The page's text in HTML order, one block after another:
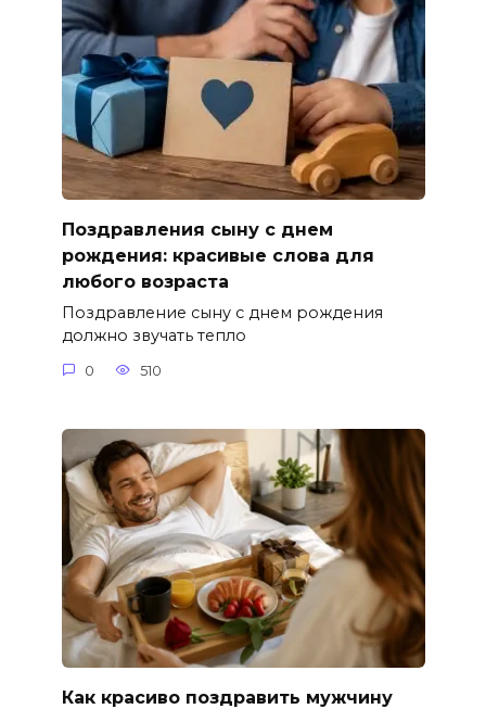
Поздравления сыну с днем
рождения: красивые слова для
любого возраста
Поздравление сыну с днем рождения
должно звучать тепло
0 510
Как красиво поздравить мужчину